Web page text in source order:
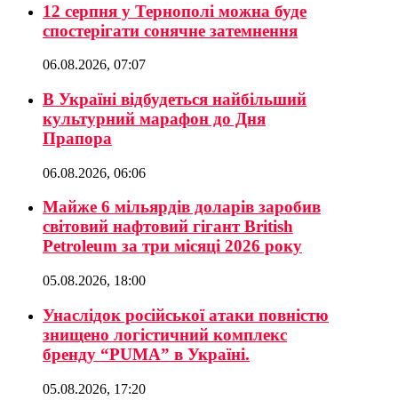
12 серпня у Тернополі можна буде
спостерігати сонячне затемнення
06.08.2026, 07:07
В Україні відбудеться найбільший
культурний марафон до Дня
Прапора
06.08.2026, 06:06
Майже 6 мільярдів доларів заробив
світовий нафтовий гігант British
Petroleum за три місяці 2026 року
05.08.2026, 18:00
Унаслідок російської атаки повністю
знищено логістичний комплекс
бренду “PUMA” в Україні.
05.08.2026, 17:20